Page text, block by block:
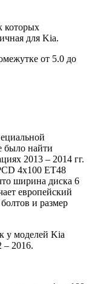
которых
для Kia.
от 5.0 до
было найти
2013 – 2014 гг.
4х100 ЕТ48
ширина диска 6
европейский
и размер
у моделей Kia
– 2016.